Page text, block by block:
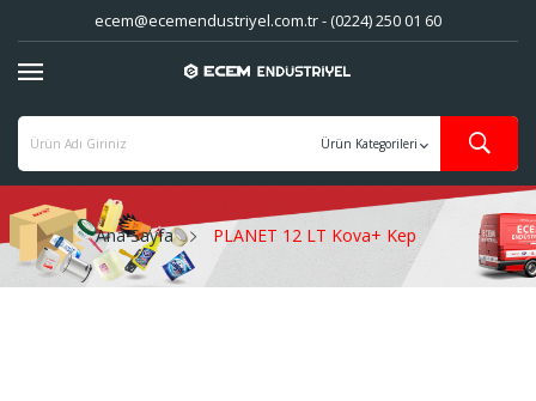
ecem@ecemendustriyel.com.tr - (0224) 250 01 60
Ana Sayfa PLANET 12 LT Kova+ Kep